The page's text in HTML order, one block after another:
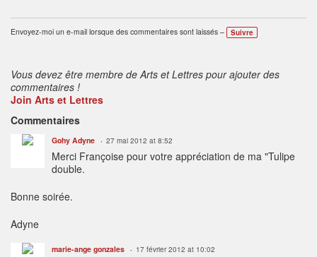
Envoyez-moi un e-mail lorsque des commentaires sont laissés – Suivre
Vous devez être membre de Arts et Lettres pour ajouter des
commentaires !
Join Arts et Lettres
Commentaires
Gohy Adyne 27 mai 2012 at 8:52
Merci Françoise pour votre appréciation de ma "Tulipe
double.
Bonne soirée.
Adyne
marie-ange gonzales 17 février 2012 at 10:02